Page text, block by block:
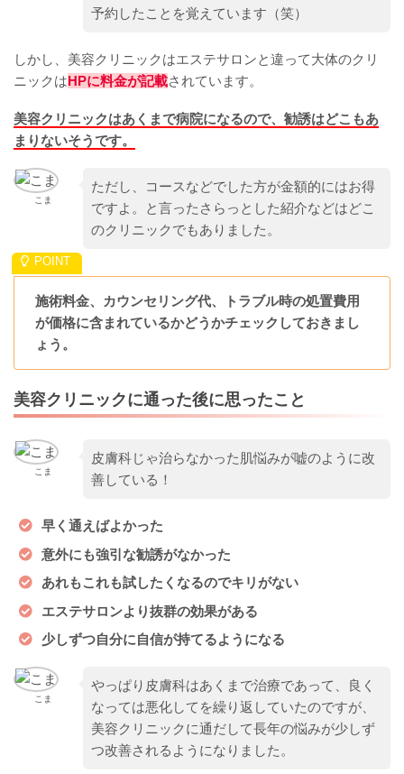
予約したことを覚えています（笑）
しかし、美容クリニックはエステサロンと違って大体のクリ
ニックはHPに料金が記載されています。
美容クリニックはあくまで病院になるので、勧誘はどこもあ
まりないそうです。
こま
ただし、コースなどでした方が金額的にはお得
ですよ。と言ったさらっとした紹介などはどこ
のクリニックでもありました。
施術料金、カウンセリング代、トラブル時の処置費用
が価格に含まれているかどうかチェックしておきまし
ょう。
美容クリニックに通った後に思ったこと
こま
皮膚科じゃ治らなかった肌悩みが嘘のように改
善している！
早く通えばよかった
意外にも強引な勧誘がなかった
あれもこれも試したくなるのでキリがない
エステサロンより抜群の効果がある
少しずつ自分に自信が持てるようになる
こま
やっぱり皮膚科はあくまで治療であって、良く
なっては悪化してを繰り返していたのですが、
美容クリニックに通だして長年の悩みが少しず
つ改善されるようになりました。